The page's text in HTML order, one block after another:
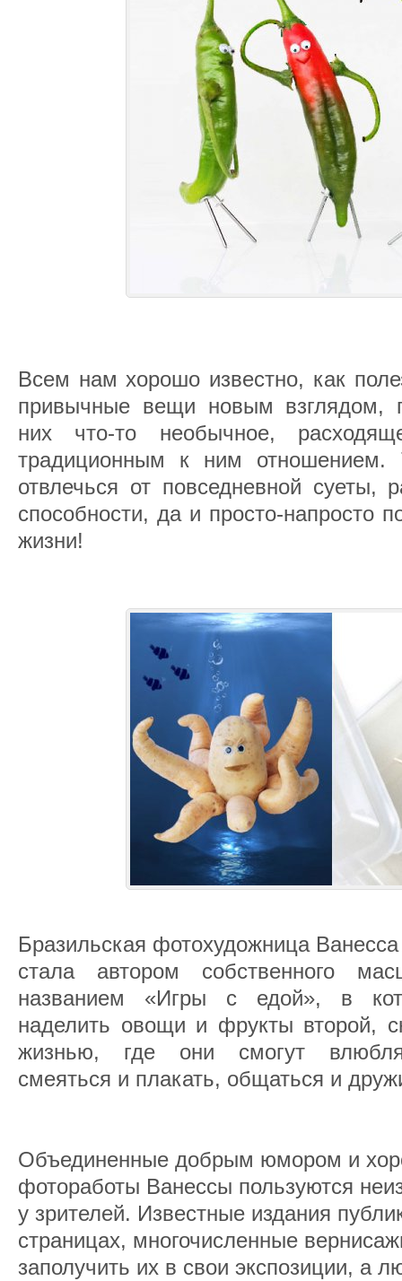
Всем нам хорошо известно, как
привычные вещи новым взглядом,
них что-то необычное,
традиционным к ним отношением.
отвлечься от повседневной суеты,
способности, да и просто-напросто
жизни!
Бразильская фотохудожница
стала автором собственного
названием «Игры с едой», в
наделить овощи и фрукты второй,
жизнью, где они смогут
смеяться и плакать, общаться и
Объединенные добрым юмором и
фотоработы Ванессы пользуются
у зрителей. Известные издания
страницах, многочисленные
заполучить их в свои экспозиции, а